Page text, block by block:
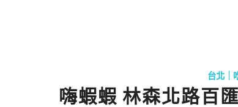
台北｜
嗨蝦蝦 林森北路百